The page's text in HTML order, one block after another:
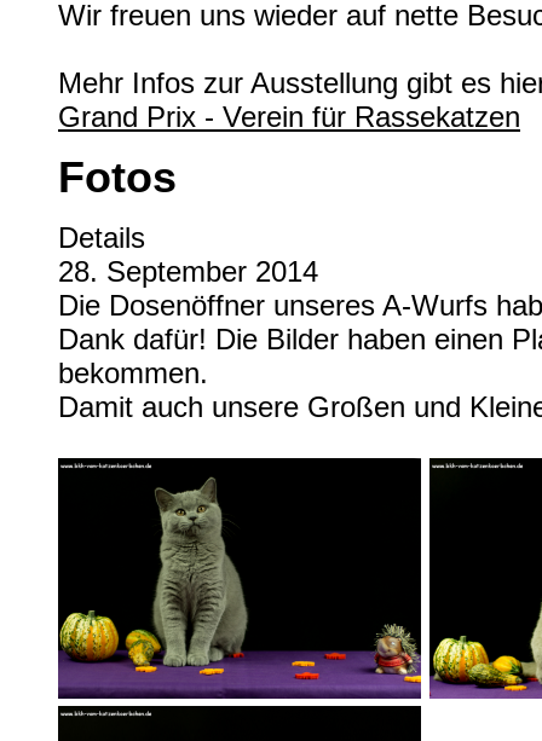
Wir freuen uns wieder auf nette
Mehr Infos zur Ausstellung gibt es
Grand Prix - Verein für Rassekatzen
Fotos
Details
28. September 2014
Die Dosenöffner unseres A-Wurfs
Dank dafür! Die Bilder haben einen
bekommen.
Damit auch unsere Großen und